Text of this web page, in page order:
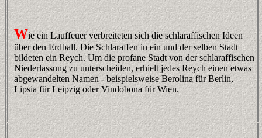
Wie ein Lauffeuer verbreiteten sich die schlaraffischen Ideen
über den Erdball. Die Schlaraffen in ein und der selben Stadt
bildeten ein Reych. Um die profane Stadt von der schlaraffischen
Niederlassung zu unterscheiden, erhielt jedes Reych einen etwas
abgewandelten Namen - beispielsweise Berolina für Berlin,
Lipsia für Leipzig oder Vindobona für Wien.